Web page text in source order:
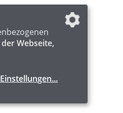
Webseite,
Einstellungen...